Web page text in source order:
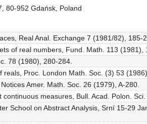
80-952 Gdańsk, Poland
Real Anal. Exchange 7 (1981/82), 185-
of real numbers, Fund. Math. 113 (1981),
78 (1980), 280-284.
Proc. London Math. Soc. (3) 53
Amer. Math. Soc. 26 (1979), A-280.
measures, Bull. Acad. Polon.
School on Abstract Analysis, Srní 15-29